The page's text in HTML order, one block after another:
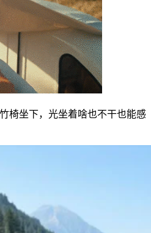
椅坐下，光坐着啥也不干也能感